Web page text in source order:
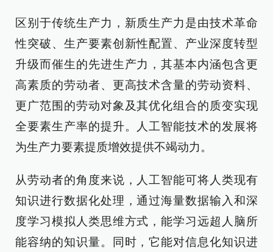
区别于传统生产力，新质生产力是由技术革命
性突破、生产要素创新性配置、产业深度转型
升级而催生的先进生产力，其基本内涵包含更
高素质的劳动者、更高技术含量的劳动资料、
更广范围的劳动对象及其优化组合的质变实现
全要素生产率的提升。人工智能技术的发展将
为生产力要素提质增效提供不竭动力。
从劳动者的角度来说，人工智能可将人类现有
知识进行数据化处理，通过海量数据输入和深
度学习模拟人类思维方式，能学习远超人脑所
能容纳的知识量。同时，它能对信息化知识进